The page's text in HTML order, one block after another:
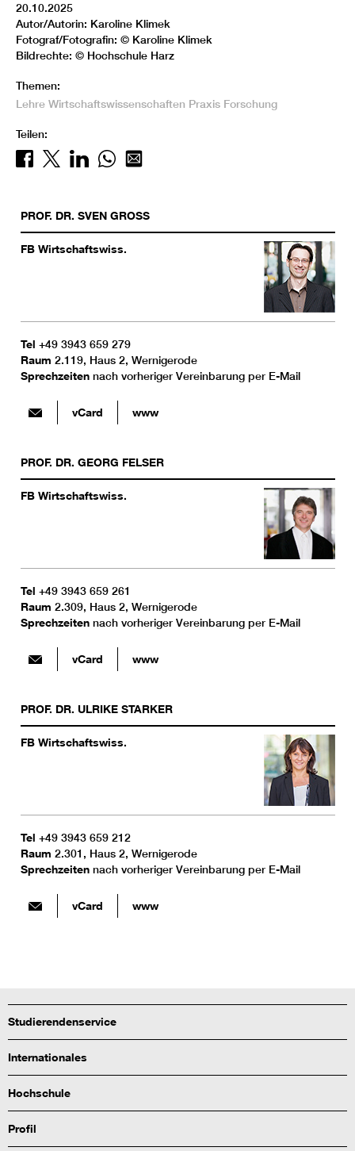
20.10.2025
Autor/Autorin: Karoline Klimek
Fotograf/Fotografin: © Karoline Klimek
Bildrechte: © Hochschule Harz
Themen:
Lehre Wirtschaftswissenschaften Praxis Forschung
Teilen:
PROF. DR. SVEN GROSS
FB Wirtschaftswiss.
Tel +49 3943 659 279
Raum 2.119, Haus 2, Wernigerode
Sprechzeiten nach vorheriger Vereinbarung per E-Mail
vCard www
PROF. DR. GEORG FELSER
FB Wirtschaftswiss.
Tel +49 3943 659 261
Raum 2.309, Haus 2, Wernigerode
Sprechzeiten nach vorheriger Vereinbarung per E-Mail
vCard www
PROF. DR. ULRIKE STARKER
FB Wirtschaftswiss.
Tel +49 3943 659 212
Raum 2.301, Haus 2, Wernigerode
Sprechzeiten nach vorheriger Vereinbarung per E-Mail
vCard www
Studierendenservice
Internationales
Hochschule
Profil